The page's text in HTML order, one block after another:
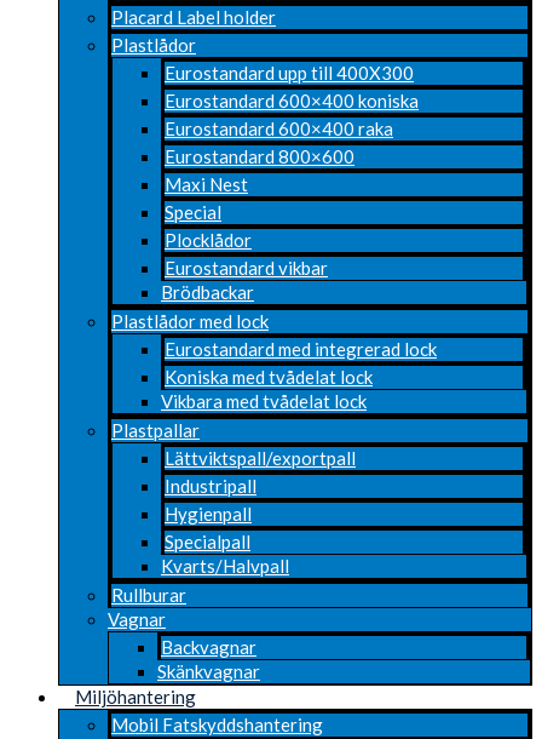
Placard Label holder
Plastlådor
Eurostandard upp till 400X300
Eurostandard 600×400 koniska
Eurostandard 600×400 raka
Eurostandard 800×600
Maxi Nest
Special
Plocklådor
Eurostandard vikbar
Brödbackar
Plastlådor med lock
Eurostandard med integrerad lock
Koniska med tvådelat lock
Vikbara med tvådelat lock
Plastpallar
Lättviktspall/exportpall
Industripall
Hygienpall
Specialpall
Kvarts/Halvpall
Rullburar
Vagnar
Backvagnar
Skänkvagnar
Miljöhantering
Mobil Fatskyddshantering